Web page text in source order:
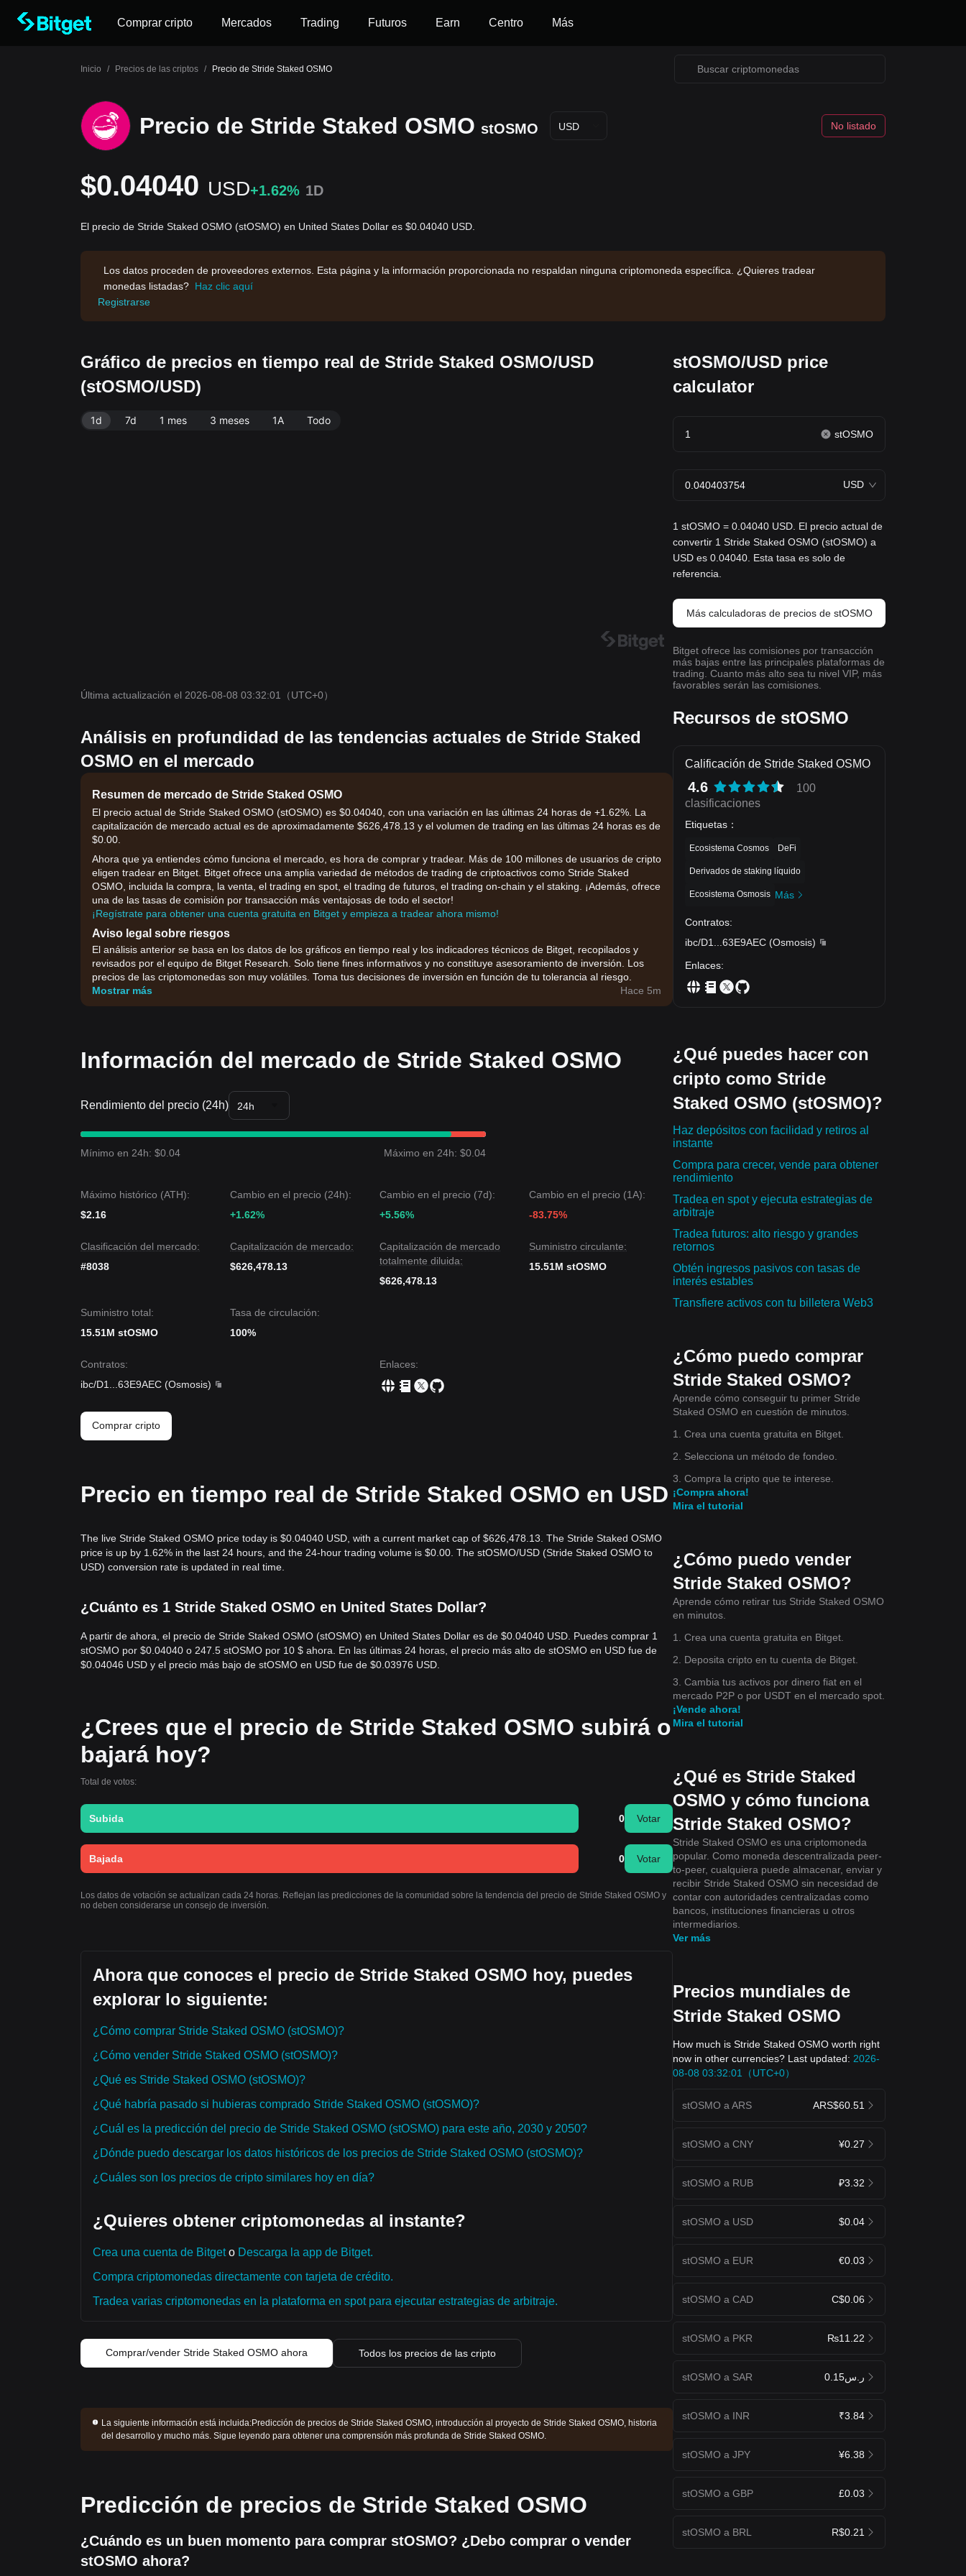
Comprar cripto Mercados Trading Futuros Earn Centro Más
Inicio / Precios de las criptos / Precio de Stride Staked OSMO
Precio de Stride Staked OSMO stOSMO USD No listado
$0.04040 USD+1.62% 1D
El precio de Stride Staked OSMO (stOSMO) en United States Dollar es $0.04040 USD.
Los datos proceden de proveedores externos. Esta página y la información proporcionada no respaldan ninguna criptomoneda específica. ¿Quieres tradear
monedas listadas? Haz clic aquí
Registrarse
Gráfico de precios en tiempo real de Stride Staked OSMO/USD
(stOSMO/USD)
1d 7d 1 mes 3 meses 1A Todo
Última actualización el 2026-08-08 03:32:01 （UTC+0）
Análisis en profundidad de las tendencias actuales de Stride Staked
OSMO en el mercado
Resumen de mercado de Stride Staked OSMO
El precio actual de Stride Staked OSMO (stOSMO) es $0.04040, con una variación en las últimas 24 horas de +1.62%. La
capitalización de mercado actual es de aproximadamente $626,478.13 y el volumen de trading en las últimas 24 horas es de
$0.00.
Ahora que ya entiendes cómo funciona el mercado, es hora de comprar y tradear. Más de 100 millones de usuarios de cripto
eligen tradear en Bitget. Bitget ofrece una amplia variedad de métodos de trading de criptoactivos como Stride Staked
OSMO, incluida la compra, la venta, el trading en spot, el trading de futuros, el trading on-chain y el staking. ¡Además, ofrece
una de las tasas de comisión por transacción más ventajosas de todo el sector!
¡Regístrate para obtener una cuenta gratuita en Bitget y empieza a tradear ahora mismo!
Aviso legal sobre riesgos
El análisis anterior se basa en los datos de los gráficos en tiempo real y los indicadores técnicos de Bitget, recopilados y
revisados por el equipo de Bitget Research. Solo tiene fines informativos y no constituye asesoramiento de inversión. Los
precios de las criptomonedas son muy volátiles. Toma tus decisiones de inversión en función de tu tolerancia al riesgo.
Mostrar más
Hace 5m
Información del mercado de Stride Staked OSMO
Rendimiento del precio (24h) 24h
Mínimo en 24h: $0.04 Máximo en 24h: $0.04
Máximo histórico (ATH):
$2.16
Cambio en el precio (24h):
+1.62%
Cambio en el precio (7d):
+5.56%
Cambio en el precio (1A):
-83.75%
Clasificación del mercado:
#8038
Capitalización de mercado:
$626,478.13
Capitalización de mercado
totalmente diluida:
$626,478.13
Suministro circulante:
15.51M stOSMO
Suministro total:
15.51M stOSMO
Tasa de circulación:
100%
Contratos:
ibc/D1
63E9AEC (Osmosis)
Enlaces:
Comprar cripto
Precio en tiempo real de Stride Staked OSMO en USD
The live Stride Staked OSMO price today is $0.04040 USD, with a current market cap of $626,478.13. The Stride Staked OSMO
price is up by 1.62% in the last 24 hours, and the 24-hour trading volume is $0.00. The stOSMO/USD (Stride Staked OSMO to
USD) conversion rate is updated in real time.
¿Cuánto es 1 Stride Staked OSMO en United States Dollar?
A partir de ahora, el precio de Stride Staked OSMO (stOSMO) en United States Dollar es de $0.04040 USD. Puedes comprar 1
stOSMO por $0.04040 o 247.5 stOSMO por 10 $ ahora. En las últimas 24 horas, el precio más alto de stOSMO en USD fue de
$0.04046 USD y el precio más bajo de stOSMO en USD fue de $0.03976 USD.
¿Crees que el precio de Stride Staked OSMO subirá o
bajará hoy?
Total de votos:
Subida 0 Votar
Bajada 0 Votar
Los datos de votación se actualizan cada 24 horas. Reflejan las predicciones de la comunidad sobre la tendencia del precio de Stride Staked OSMO y
no deben considerarse un consejo de inversión.
Ahora que conoces el precio de Stride Staked OSMO hoy, puedes
explorar lo siguiente:
¿Cómo comprar Stride Staked OSMO (stOSMO)?
¿Cómo vender Stride Staked OSMO (stOSMO)?
¿Qué es Stride Staked OSMO (stOSMO)?
¿Qué habría pasado si hubieras comprado Stride Staked OSMO (stOSMO)?
¿Cuál es la predicción del precio de Stride Staked OSMO (stOSMO) para este año, 2030 y 2050?
¿Dónde puedo descargar los datos históricos de los precios de Stride Staked OSMO (stOSMO)?
¿Cuáles son los precios de cripto similares hoy en día?
¿Quieres obtener criptomonedas al instante?
Crea una cuenta de Bitgeto Descarga la app de Bitget.
Compra criptomonedas directamente con tarjeta de crédito.
Tradea varias criptomonedas en la plataforma en spot para ejecutar estrategias de arbitraje.
Comprar/vender Stride Staked OSMO ahora Todos los precios de las cripto
La siguiente información está incluida:Predicción de precios de Stride Staked OSMO, introducción al proyecto de Stride Staked OSMO, historia
del desarrollo y mucho más. Sigue leyendo para obtener una comprensión más profunda de Stride Staked OSMO.
Predicción de precios de Stride Staked OSMO
¿Cuándo es un buen momento para comprar stOSMO? ¿Debo comprar o vender
stOSMO ahora?
stOSMO/USD price
calculator
stOSMO
USD
1 stOSMO = 0.04040 USD. El precio actual de
convertir 1 Stride Staked OSMO (stOSMO) a
USD es 0.04040. Esta tasa es solo de
referencia.
Más calculadoras de precios de stOSMO
Bitget ofrece las comisiones por transacción
más bajas entre las principales plataformas de
trading. Cuanto más alto sea tu nivel VIP, más
favorables serán las comisiones.
Recursos de stOSMO
Calificación de Stride Staked OSMO
4.6
100
clasificaciones
Etiquetas ：
Ecosistema Cosmos DeFi
Derivados de staking líquido
Ecosistema Osmosis Más
Contratos:
ibc/D1
63E9AEC (Osmosis)
Enlaces:
¿Qué puedes hacer con
cripto como Stride
Staked OSMO (stOSMO)?
Haz depósitos con facilidad y retiros al
instante
Compra para crecer, vende para obtener
rendimiento
Tradea en spot y ejecuta estrategias de
arbitraje
Tradea futuros: alto riesgo y grandes
retornos
Obtén ingresos pasivos con tasas de
interés estables
Transfiere activos con tu billetera Web3
¿Cómo puedo comprar
Stride Staked OSMO?
Aprende cómo conseguir tu primer Stride
Staked OSMO en cuestión de minutos.
1. Crea una cuenta gratuita en Bitget.
2. Selecciona un método de fondeo.
3. Compra la cripto que te interese.
¡Compra ahora!
Mira el tutorial
¿Cómo puedo vender
Stride Staked OSMO?
Aprende cómo retirar tus Stride Staked OSMO
en minutos.
1. Crea una cuenta gratuita en Bitget.
2. Deposita cripto en tu cuenta de Bitget.
3. Cambia tus activos por dinero fiat en el
mercado P2P o por USDT en el mercado spot.
¡Vende ahora!
Mira el tutorial
¿Qué es Stride Staked
OSMO y cómo funciona
Stride Staked OSMO?
Stride Staked OSMO es una criptomoneda
popular. Como moneda descentralizada peer-
to-peer, cualquiera puede almacenar, enviar y
recibir Stride Staked OSMO sin necesidad de
contar con autoridades centralizadas como
bancos, instituciones financieras u otros
intermediarios.
Ver más
Precios mundiales de
Stride Staked OSMO
How much is Stride Staked OSMO worth right
now in other currencies? Last updated: 2026-
08-08 03:32:01（UTC+0）
stOSMO a ARS ARS$60.51
stOSMO a CNY ¥0.27
stOSMO a RUB ₽3.32
stOSMO a USD $0.04
stOSMO a EUR €0.03
stOSMO a CAD C$0.06
stOSMO a PKR ₨11.22
stOSMO a SAR ر.س0.15
stOSMO a INR ₹3.84
stOSMO a JPY ¥6.38
stOSMO a GBP £0.03
stOSMO a BRL R$0.21